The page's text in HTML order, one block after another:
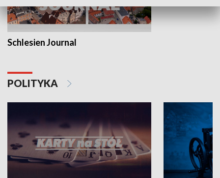
Schlesien Journal
POLITYKA